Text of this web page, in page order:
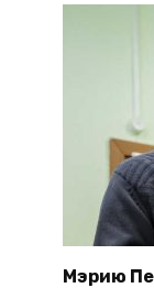
Мэрию